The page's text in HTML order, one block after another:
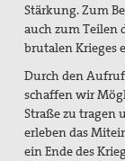
Stärkung. Zum
auch zum Teilen
brutalen Krieges
Durch den
schaffen wir
Straße zu tragen
erleben das
ein Ende des